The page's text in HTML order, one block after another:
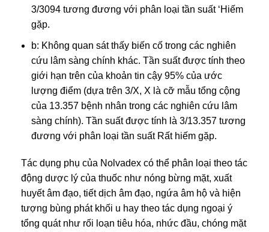
3/3094 tương đương với phân loại tần suất ‘Hiếm
gặp.
b: Không quan sát thấy biến cố trong các nghiên
cứu lâm sàng chính khác. Tần suất được tính theo
giới hạn trên của khoản tin cậy 95% của ước
lượng điểm (dựa trên 3/X, X là cỡ mẫu tổng cộng
của 13.357 bệnh nhân trong các nghiên cứu lâm
sàng chính). Tần suất được tính là 3/13.357 tương
đương với phân loại tần suất Rất hiếm gặp.
Tác dụng phụ của Nolvadex có thể phân loại theo tác
động dược lý của thuốc như nóng bừng mặt, xuất
huyết âm đạo, tiết dịch âm đạo, ngứa âm hộ và hiện
tượng bùng phát khối u hay theo tác dụng ngoại ý
tổng quát như rối loạn tiêu hóa, nhức đầu, chóng mặt